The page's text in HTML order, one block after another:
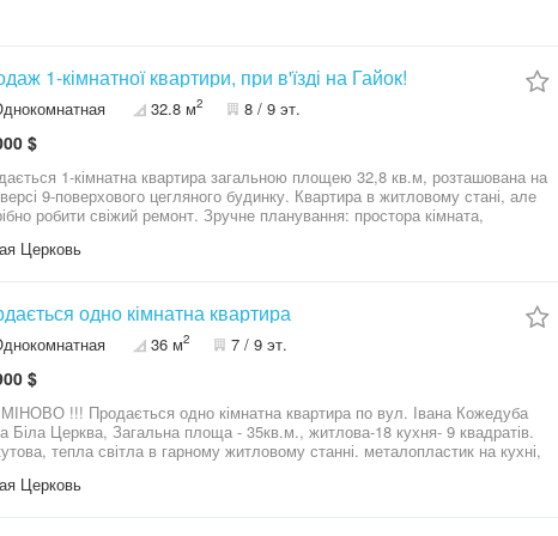
1-кімнатної квартири, при в'їзді на Гайок!
32.8 м2 8 / 9 эт.
$
1-кімнатна квартира загальною площею 32,8 кв.м, розташована на
9-поверхового цегляного будинку. Квартира в житловому стані, але
робити свіжий ремонт. Зручне планування: простора кімната,
гарним бонусом для нових власників. Будинок розташований у
інфраструктура для комфортного життя. Ця квартира — чудовий
як для власного проживання, так і для інвестиції. Телефонуйте та
про перегляд . Ціна 30000 у.о.
Церковь
одно кімнатна квартира
36 м2 7 / 9 эт.
$
!!! Продається одно кімнатна квартира по вул. Івана Кожедуба
Біла Церква, Загальна площа - 35кв.м., житлова-18 кухня- 9 квадратів.
тепла світла в гарному житловому станні. металопластик на кухні,
садок, АТБ, еко маркет, базар, зупинка громадського транспорту.
Церковь